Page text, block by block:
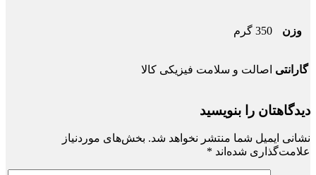
وزن 350 گرم
گارانتی اصالت و سلامت فیزیکی کالا
دیدگاهتان را بنویسید
نشانی ایمیل شما منتشر نخواهد شد. بخش‌های موردنیاز
علامت‌گذاری شده‌اند *